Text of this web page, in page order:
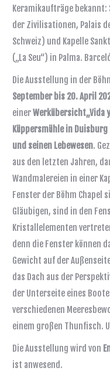
Keramikaufträge bekannt:
der Zivilisationen, Palais
Schweiz) und Kapelle
(„La Seu“) in Palma.
Die Ausstellung in der
September bis 20. April
einerWerkübersicht„Vida
Küppersmühle in Duisburg
und seinen Lebewesen.
aus den letzten Jahren,
Wandmalereien in einer
Fenster der Böhm Chapel
Gläubigen, sind in den
Kristallelementen
denn die Fenster können
Gewicht auf der
das Dach aus der
der Unterseite eines
verschiedenen
einem großen Thunfisch.
Die Ausstellung wird von
ist anwesend.